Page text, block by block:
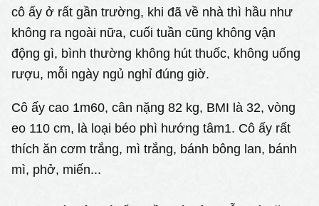
cô ấy ở rất gần trường, khi đã về nhà thì hầu như
không ra ngoài nữa, cuối tuần cũng không vận
động gì, bình thường không hút thuốc, không uống
rượu, mỗi ngày ngủ nghỉ đúng giờ.
Cô ấy cao 1m60, cân nặng 82 kg, BMI là 32, vòng
eo 110 cm, là loại béo phì hướng tâm1. Cô ấy rất
thích ăn cơm trắng, mì trắng, bánh bông lan, bánh
mì, phở, miến...